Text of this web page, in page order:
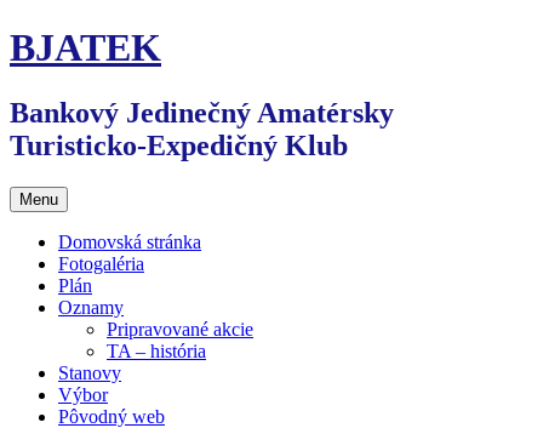
Preskočiť
na
BJATEK
Bankový Jedinečný Amatérsky
Turisticko-Expedičný Klub
Menu
Domovská stránka
Fotogaléria
Plán
Oznamy
Pripravované akcie
TA – história
Stanovy
Výbor
Pôvodný web